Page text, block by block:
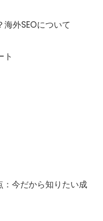
外SEOについて
ト
今だから知りたい成